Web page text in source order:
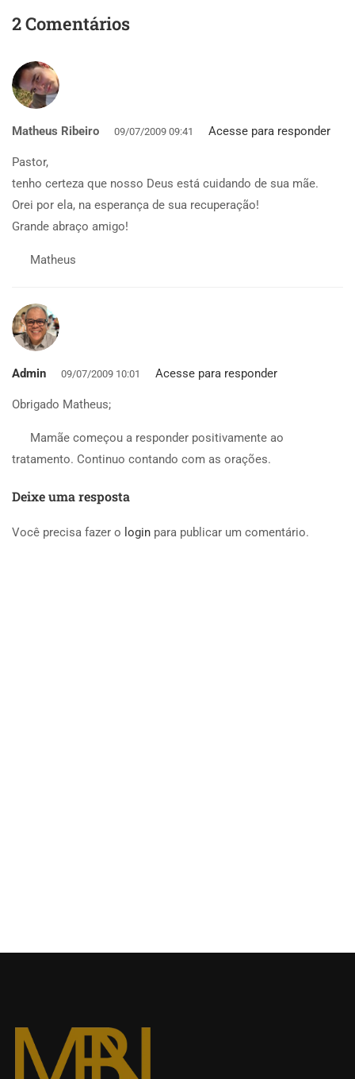
2 Comentários
Matheus Ribeiro 09/07/2009 09:41 Acesse para responder
Pastor,
tenho certeza que nosso Deus está cuidando de sua mãe.
Orei por ela, na esperança de sua recuperação!
Grande abraço amigo!
Matheus
Admin 09/07/2009 10:01 Acesse para responder
Obrigado Matheus;
Mamãe começou a responder positivamente ao
tratamento. Continuo contando com as orações.
Deixe uma resposta
Você precisa fazer o login para publicar um comentário.